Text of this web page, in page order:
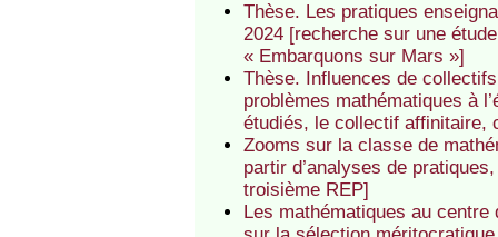
Thèse. Les pratiques
2024 [recherche sur une
« Embarquons sur Mars »]
Thèse. Influences de
problèmes mathématiques à
étudiés, le collectif affinitaire,
Zooms sur la classe de
partir d’analyses de
troisième REP]
Les mathématiques au